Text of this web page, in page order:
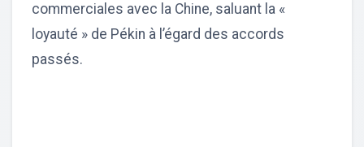
commerciales avec la Chine, saluant la «
loyauté » de Pékin à l’égard des accords
passés.